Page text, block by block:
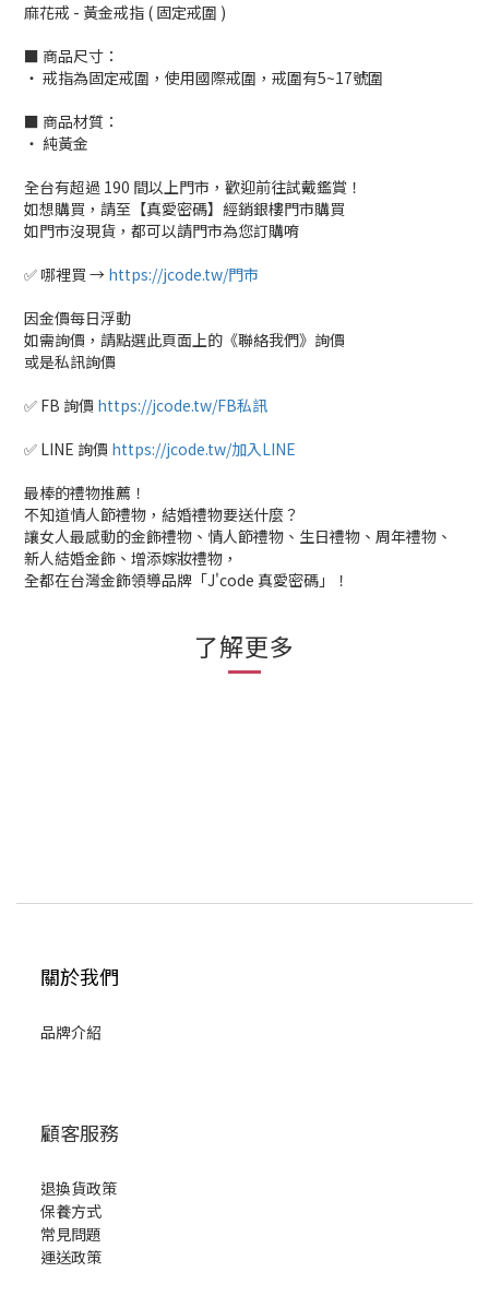
麻花戒 - 黃金戒指 ( 固定戒圍 )
■ 商品尺寸：
‧ 戒指為固定戒圍，使用國際戒圍，戒圍有5~17號圍
■ 商品材質：
‧ 純黃金
全台有超過 190 間以上門市，歡迎前往試戴鑑賞！
如想購買，請至【真愛密碼】經銷銀樓門市購買
如門市沒現貨，都可以請門市為您訂購唷
✅ 哪裡買 → https://jcode.tw/門市
因金價每日浮動
如需詢價，請點選此頁面上的《聯絡我們》詢價
或是私訊詢價
✅ FB 詢價 https://jcode.tw/FB私訊
✅ LINE 詢價 https://jcode.tw/加入LINE
最棒的禮物推薦！
不知道情人節禮物，結婚禮物要送什麼？
讓女人最感動的金飾禮物、情人節禮物、生日禮物、周年禮物、
新人結婚金飾、增添嫁妝禮物，
全都在台灣金飾領導品牌「J'code 真愛密碼」！
了解更多
關於我們
品牌介紹
顧客服務
退換貨政策
保養方式
常見問題
運送政策